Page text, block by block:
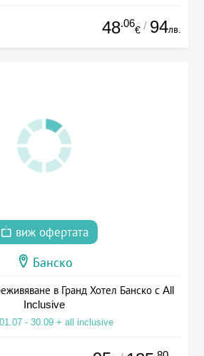
48.06
€ / 94лв.
виж офертата
Банско
в Гранд Хотел Банско с All
Inclusive
- 30.09 + all inclusive